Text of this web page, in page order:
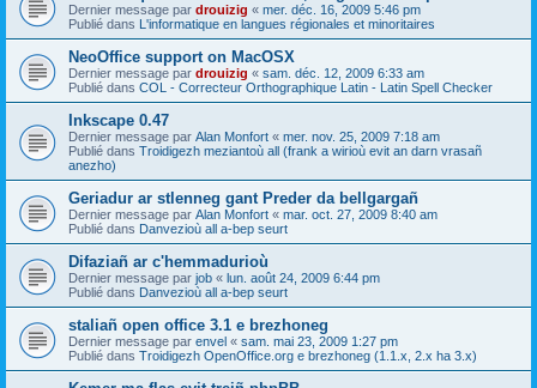
Dernier message par drouizig « mer. déc. 16, 2009 5:46 pm
Publié dans L'informatique en langues régionales et minoritaires
NeoOffice support on MacOSX
Dernier message par drouizig « sam. déc. 12, 2009 6:33 am
Publié dans COL - Correcteur Orthographique Latin - Latin Spell Checker
Inkscape 0.47
Dernier message par Alan Monfort « mer. nov. 25, 2009 7:18 am
Publié dans Troidigezh meziantoù all (frank a wirioù evit an darn vrasañ
anezho)
Geriadur ar stlenneg gant Preder da bellgargañ
Dernier message par Alan Monfort « mar. oct. 27, 2009 8:40 am
Publié dans Danvezioù all a-bep seurt
Difaziañ ar c'hemmadurioù
Dernier message par job « lun. août 24, 2009 6:44 pm
Publié dans Danvezioù all a-bep seurt
staliañ open office 3.1 e brezhoneg
Dernier message par envel « sam. mai 23, 2009 1:27 pm
Publié dans Troidigezh OpenOffice.org e brezhoneg (1.1.x, 2.x ha 3.x)